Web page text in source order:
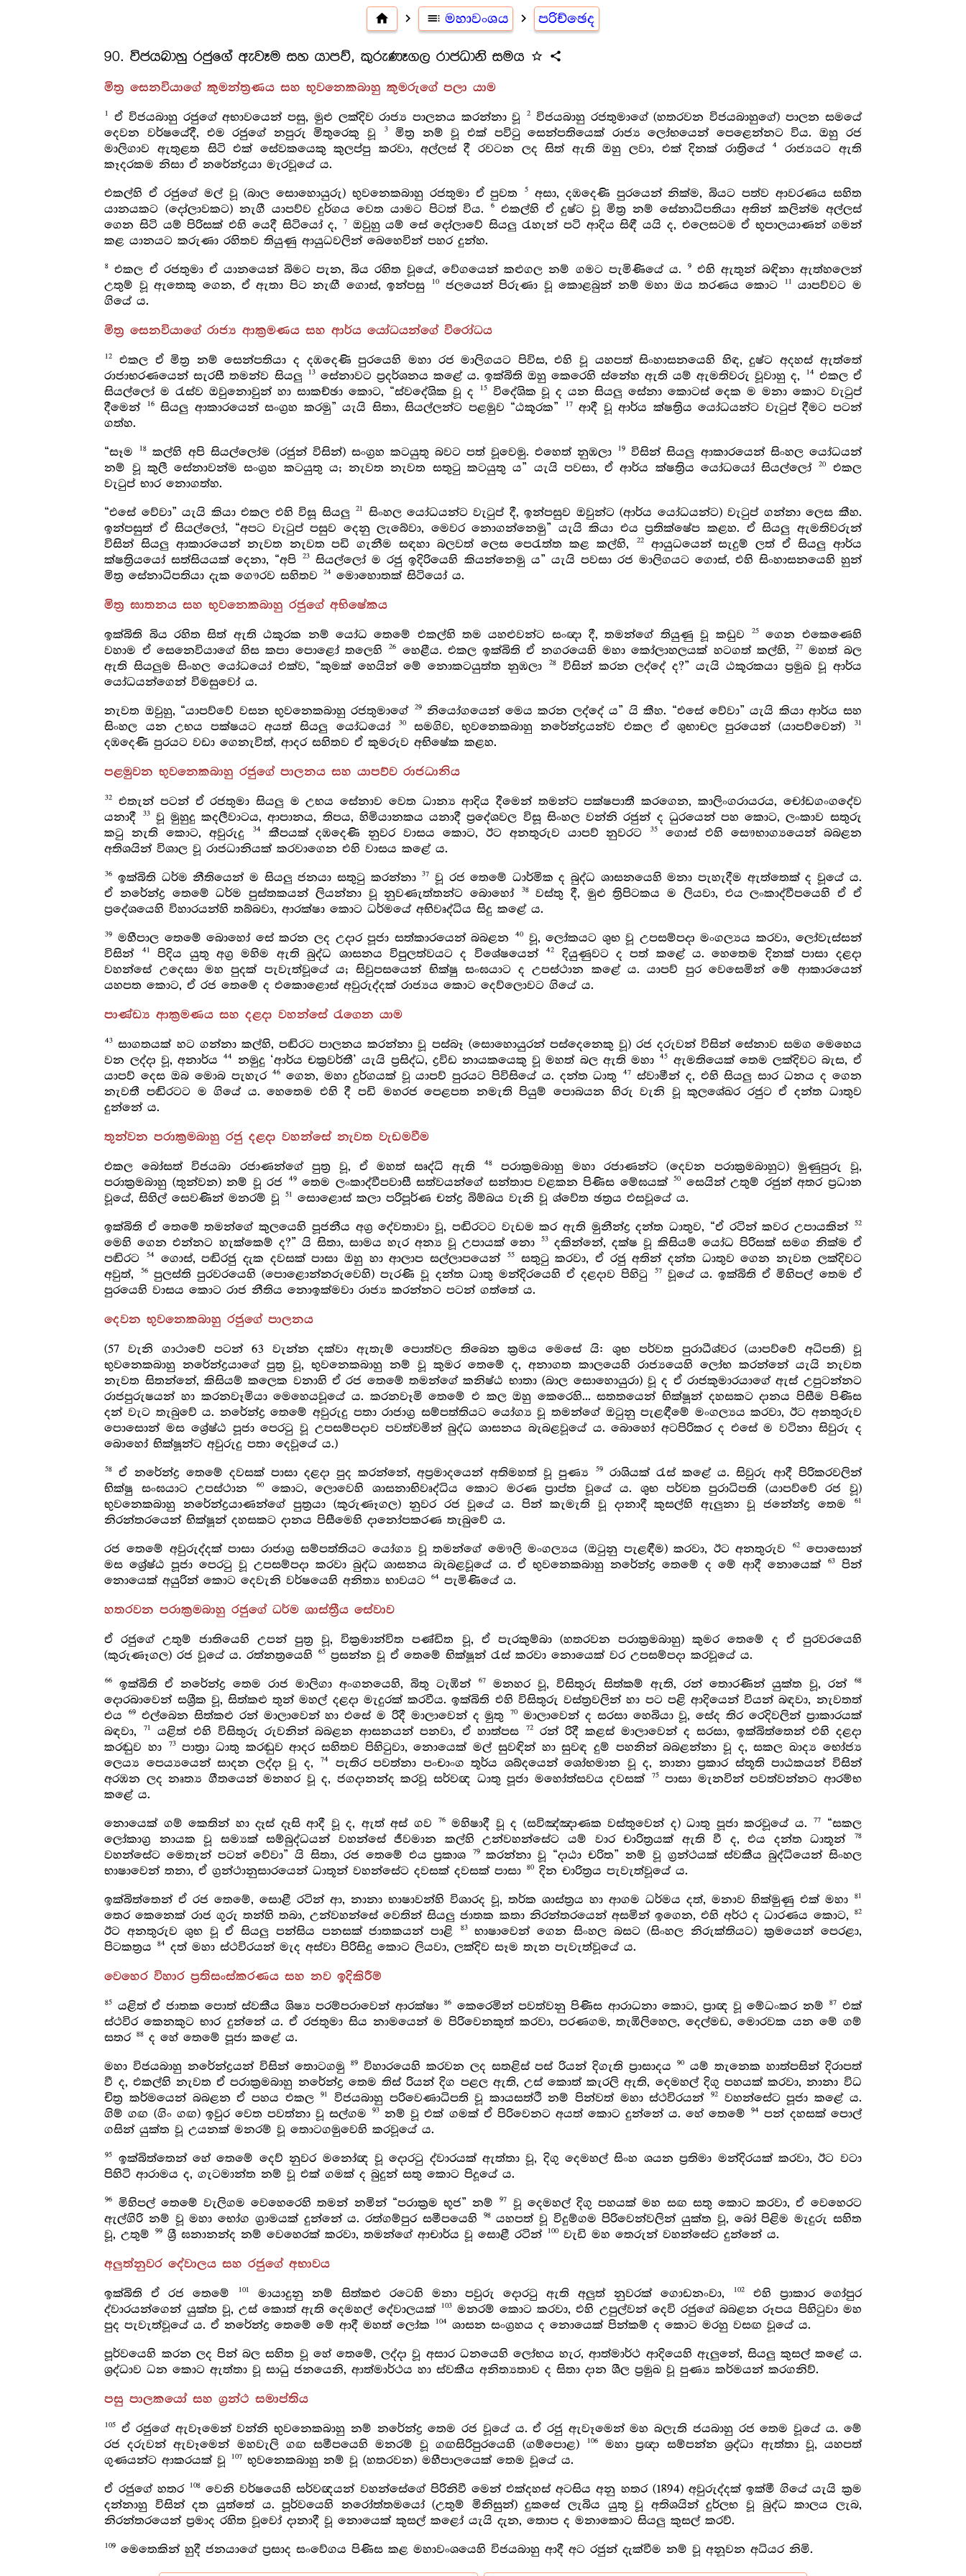
home navigate_next toc මහාවංශය navigate_next පරිච්ඡෙද
90. විජයබාහු රජුගේ ඇවෑම සහ යාපව්, කුරුණෑගල රාජධානි සමය star_outline share
මිත්‍ර සෙනවියාගේ කුමන්ත්‍රණය සහ භුවනෙකබාහු කුමරුගේ පලා යාම
1 ඒ විජයබාහු රජුගේ අභාවයෙන් පසු, මුළු ලක්දිව රාජ්‍ය පාලනය කරන්නා වූ 2
විජයබාහු රජතුමාගේ (හතරවන විජයබාහුගේ) පාලන සමයේ
දෙවන වර්ෂයේදී, එම රජුගේ නපුරු මිතුරෙකු වූ
3මිත්‍ර නම් වූ එක් පවිටු සෙන්පතියෙක් රාජ්‍ය ලෝභයෙන් පෙළෙන්නට විය. ඔහු රජ
මාලිගාව ඇතුළත සිටි එක් සේවකයෙකු කුලප්පු කරවා, අල්ලස් දී රවටන ලද සිත් ඇති ඔහු ලවා, එක් දිනක් රාත්‍රියේ
4
රාජ්‍යයට ඇති
කෑදරකම නිසා ඒ නරේන්ද්‍රයා මැරවූයේ ය.
එකල්හි ඒ රජුගේ මල් වූ (බාල සොහොයුරු) භුවනෙකබාහු රජතුමා ඒ පුවත 5
අසා, දඹදෙණි පුරයෙන් නික්ම, බියට පත්ව ආවරණය සහිත
යානයකට (දෝලාවකට) නැගී යාපව්ව දුර්ගය වෙත යාමට පිටත් විය.
6එකල්හි ඒ දුෂ්ට වූ මිත්‍ර නම් සේනාධිපතියා අතින් කලින්ම අල්ලස්
ගෙන සිටි යම් පිරිසක් එහි යෙදී සිටියෝ ද,
7
ඔවුහු යම් සේ දෝලාවේ සියලු රැහැන් පටි ආදිය සිඳී යයි ද, එලෙසටම ඒ භූපාලයාණන් ගමන්
කළ යානයට කරුණා රහිතව තියුණු ආයුධවලින් බෙහෙවින් පහර දුන්හ.
8 එකල ඒ රජතුමා ඒ යානයෙන් බිමට පැන, බිය රහිත වූයේ, වේගයෙන් කළුගල නම් ගමට පැමිණියේ ය. 9
එහි ඇතුන් බඳිනා ඇත්හලෙන්
උතුම් වූ ඇතෙකු ගෙන, ඒ ඇතා පිට නැඟී ගොස්, ඉන්පසු
10ජලයෙන් පිරුණා වූ කොළබුන් නම් මහා ඔය තරණය කොට 11
යාපව්වට ම
ගියේ ය.
මිත්‍ර සෙනවියාගේ රාජ්‍ය ආක්‍රමණය සහ ආර්ය යෝධයන්ගේ විරෝධය
12
එකල ඒ මිත්‍ර නම් සෙන්පතියා ද දඹදෙණි පුරයෙහි මහා රජ මාලිගයට පිවිස, එහි වූ යහපත් සිංහාසනයෙහි හිඳ, දුෂ්ට අදහස් ඇත්තේ
රාජාභරණයෙන් සැරසී තමන්ව සියලු
13සේනාවට ප්‍රදර්ශනය කළේ ය. ඉක්බිති ඔහු කෙරෙහි ස්නේහ ඇති යම් ඇමතිවරු වූවාහු ද, 14
එකල ඒ
සියල්ලෝ ම රැස්ව ඔවුනොවුන් හා සාකච්ඡා කොට, “ස්වදේශික වූ ද
15විදේශික වූ ද යන සියලු සේනා කොටස් දෙක ම මනා කොට වැටුප්
දීමෙන්
16සියලු ආකාරයෙන් සංග්‍රහ කරමු” යැයි සිතා, සියල්ලන්ට පළමුව “ඨකූරක” 17ආදී වූ ආර්ය ක්ෂත්‍රිය යෝධයන්ට වැටුප් දීමට පටන්
ගත්හ.
“සෑම 18 කල්හි අපි සියල්ලෝම (රජුන් විසින්) සංග්‍රහ කටයුතු බවට පත් වූවෙමු. එහෙත් නුඹලා 19
විසින් සියලු ආකාරයෙන් සිංහල යෝධයන්
නම් වූ කුලී සේනාවන්ම සංග්‍රහ කටයුතු ය; නැවත නැවත සතුටු කටයුතු ය” යැයි පවසා, ඒ ආර්ය ක්ෂත්‍රිය යෝධයෝ සියල්ලෝ
20
එකල
වැටුප් භාර නොගත්හ.
“එසේ වේවා” යැයි කියා එකල එහි විසූ සියලු 21
සිංහල යෝධයන්ට වැටුප් දී, ඉන්පසුව ඔවුන්ට (ආර්ය යෝධයන්ට) වැටුප් ගන්නා ලෙස කීහ.
ඉන්පසුත් ඒ සියල්ලෝ, “අපට වැටුප් පසුව දෙනු ලැබේවා, මෙවර නොගන්නෙමු” යැයි කියා එය ප්‍රතික්ෂේප කළහ. ඒ සියලු ඇමතිවරුන්
විසින් සියලු ආකාරයෙන් නැවත නැවත පඩි ගැනීම සඳහා බලවත් ලෙස පෙරැත්ත කළ කල්හි,
22ආයුධයෙන් සැදුම් ලත් ඒ සියලු ආර්ය
ක්ෂත්‍රියයෝ සත්සියයක් දෙනා, “අපි
23
සියල්ලෝ ම රජු ඉදිරියෙහි කියන්නෙමු ය” යැයි පවසා රජ මාලිගයට ගොස්, එහි සිංහාසනයෙහි හුන්
මිත්‍ර සේනාධිපතියා දැක ගෞරව සහිතව
24 මොහොතක් සිටියෝ ය.
මිත්‍ර ඝාතනය සහ භුවනෙකබාහු රජුගේ අභිෂේකය
ඉක්බිති බිය රහිත සිත් ඇති ඨකූරක නම් යෝධ තෙමේ එකල්හි තම යහළුවන්ට සංඥා දී, තමන්ගේ තියුණු වූ කඩුව 25ගෙන එකෙණෙහි
වහාම ඒ සෙනෙවියාගේ හිස කපා පොළෝ තලෙහි
26 හෙළීය. එකල ඉක්බිති ඒ නගරයෙහි මහා කෝලාහලයක් හටගත් කල්හි, 27
මහත් බල
ඇති සියලුම සිංහල යෝධයෝ එක්ව, “කුමක් හෙයින් මේ නොකටයුත්ත නුඹලා
28
විසින් කරන ලද්දේ ද?” යැයි ඨකූරකයා ප්‍රමුඛ වූ ආර්ය
යෝධයන්ගෙන් විමසුවෝ ය.
නැවත ඔවුහු, “යාපව්වේ වසන භුවනෙකබාහු රජතුමාගේ 29නියෝගයෙන් මෙය කරන ලද්දේ ය” යි කීහ. “එසේ වේවා” යැයි කියා ආර්ය සහ
සිංහල යන උභය පක්ෂයට අයත් සියලු යෝධයෝ
30සමගිව, භුවනෙකබාහු නරේන්ද්‍රයන්ව එකල ඒ ශුභාචල පුරයෙන් (යාපව්වෙන්) 31
දඹදෙණි පුරයට වඩා ගෙනැවිත්, ආදර සහිතව ඒ කුමරුව අභිෂේක කළහ.
පළමුවන භුවනෙකබාහු රජුගේ පාලනය සහ යාපව්ව රාජධානිය
32
එතැන් පටන් ඒ රජතුමා සියලු ම උභය සේනාව වෙත ධාන්‍ය ආදිය දීමෙන් තමන්ට පක්ෂපාතී කරගෙන, කාලිංගරායරය, චෝඩගංගදේව
යනාදී
33වූ මුහුදු කදලීවාටය, ආපානය, තිපය, හිමියානකය යනාදී ප්‍රදේශවල විසූ සිංහල වන්නි රජුන් ද ධුරයෙන් පහ කොට, ලංකාව සතුරු
කටු නැති කොට, අවුරුදු
34 කීපයක් දඹදෙණි නුවර වාසය කොට, ඊට අනතුරුව යාපව් නුවරට 35
ගොස් එහි සෞභාග්‍යයෙන් බබළන
අතිශයින් විශාල වූ රාජධානියක් කරවාගෙන එහි වාසය කළේ ය.
36 ඉක්බිති ධර්ම නීතියෙන් ම සියලු ජනයා සතුටු කරන්නා 37
වූ රජ තෙමේ ධාර්මික ද බුද්ධ ශාසනයෙහි මනා පැහැදීම ඇත්තෙක් ද වූයේ ය.
ඒ නරේන්ද්‍ර තෙමේ ධර්ම පුස්තකයන් ලියන්නා වූ නුවණැත්තන්ට බොහෝ
38වස්තු දී, මුළු ත්‍රිපිටකය ම ලියවා, එය ලංකාද්වීපයෙහි ඒ ඒ
ප්‍රදේශයෙහි විහාරයන්හි තබ්බවා, ආරක්ෂා කොට ධර්මයේ අභිවෘද්ධිය සිදු කළේ ය.
39 මහීපාල තෙමේ බොහෝ සේ කරන ලද උදාර පූජා සත්කාරයෙන් බබළන 40වූ, ලෝකයට ශුභ වූ උපසම්පදා මංගල්‍යය කරවා, ලෝවැස්සන්
විසින්
41 පිදිය යුතු අග්‍ර මහිම ඇති බුද්ධ ශාසනය විපුලත්වයට ද විශේෂයෙන් 42
දියුණුවට ද පත් කළේ ය. හෙතෙම දිනක් පාසා දළදා
වහන්සේ උදෙසා මහ පුදක් පැවැත්වූයේ ය; සිවුපසයෙන් භික්ෂු සංඝයාට ද උපස්ථාන කළේ ය. යාපව් පුර වෙසෙමින් මේ ආකාරයෙන්
යහපත කොට, ඒ රජ තෙමේ ද එකොළොස් අවුරුද්දක් රාජ්‍යය කොට දෙව්ලොවට ගියේ ය.
පාණ්ඩ්‍ය ආක්‍රමණය සහ දළදා වහන්සේ රැගෙන යාම
43 සාගතයක් හට ගන්නා කල්හි, පඬිරට පාලනය කරන්නා වූ පස්බෑ (සොහොයුරන් පස්දෙනෙකු වූ) රජ දරුවන් විසින් සේනාව සමග මෙහෙය
වන ලද්දා වූ, අනාර්ය
44 නමුදු ‘ආර්ය චක්‍රවර්තී’ යැයි ප්‍රසිද්ධ, ද්‍රවිඩ නායකයෙකු වූ මහත් බල ඇති මහා 45
ඇමතියෙක් තෙම ලක්දිවට බැස, ඒ
යාපව් දෙස ඔබ මොබ පැහැර
46 ගෙන, මහා දුර්ගයක් වූ යාපව් පුරයට පිවිසියේ ය. දන්ත ධාතු 47
ස්වාමීන් ද, එහි සියලු සාර ධනය ද ගෙන
නැවතී පඬිරටට ම ගියේ ය. හෙතෙම එහි දී පඩි මහරජ පෙළපත නමැති පියුම් පොබයන හිරු වැනි වූ කුලශේඛර රජුට ඒ දන්ත ධාතුව
දුන්නේ ය.
තුන්වන පරාක්‍රමබාහු රජු දළදා වහන්සේ නැවත වැඩමවීම
එකල බෝසත් විජයබා රජාණන්ගේ පුත්‍ර වූ, ඒ මහත් සෘද්ධි ඇති 48
පරාක්‍රමබාහු මහා රජාණන්ට (දෙවන පරාක්‍රමබාහුට) මුණුපුරු වූ,
පරාක්‍රමබාහු (තුන්වන) නම් වූ රජ
49තෙම ලංකාද්වීපවාසී සත්වයන්ගේ සන්තාප වළකන පිණිස මේඝයක් 50
සෙයින් උතුම් රජුන් අතර ප්‍රධාන
වූයේ, සිහිල් සෙවණින් මනරම් වූ
51 සොළොස් කලා පරිපූර්ණ චන්ද්‍ර බිම්බය වැනි වූ ශ්වේත ඡත්‍රය එසවූයේ ය.
ඉක්බිති ඒ තෙමේ තමන්ගේ කුලයෙහි පූජනීය අග්‍ර දේවතාවා වූ, පඬිරටට වැඩම කර ඇති මුනීන්ද්‍ර දන්ත ධාතුව, “ඒ රටින් කවර උපායකින් 52
මෙහි ගෙන එන්නට හැක්කෙම් ද?” යි සිතා, සාමය හැර අන්‍ය වූ උපායක් නො 53
දකින්නේ, දක්ෂ වූ කිසියම් යෝධ පිරිසක් සමග නික්ම ඒ
පඬිරට
54 ගොස්, පඬිරජු දැක දවසක් පාසා ඔහු හා ආලාප සල්ලාපයෙන් 55සතුටු කරවා, ඒ රජු අතින් දන්ත ධාතුව ගෙන නැවත ලක්දිවට
අවුත්,
56පුලස්ති පුරවරයෙහි (පොළොන්නරුවෙහි) පැරණි වූ දන්ත ධාතු මන්දිරයෙහි ඒ දළදාව පිහිටු 57වූයේ ය. ඉක්බිති ඒ මිහිපල් තෙම ඒ
පුරයෙහි වාසය කොට රාජ නීතිය නොඉක්මවා රාජ්‍ය කරන්නට පටන් ගත්තේ ය.
දෙවන භුවනෙකබාහු රජුගේ පාලනය
(57 වැනි ගාථාවේ පටන් 63 වැන්න දක්වා ඇතැම් පොත්වල තිබෙන ක්‍රමය මෙසේ යි: ශුභ පර්වත පුරාධීශ්වර (යාපව්වේ අධිපති) වූ
භුවනෙකබාහු නරේන්ද්‍රයාගේ පුත්‍ර වූ, භුවනෙකබාහු නම් වූ කුමර තෙමේ ද, අනාගත කාලයෙහි රාජ්‍යයෙහි ලෝභ කරන්නේ යැයි නැවත
නැවත සිතන්නේ, කිසියම් කලෙක වනාහි ඒ රජ තෙමේ තමන්ගේ කනිෂ්ඨ භාතා (බාල සොහොයුරා) වූ ද ඒ රාජකුමාරයාගේ ඇස් උපුටන්නට
රාජපුරුෂයන් හා කරනවෑමියා මෙහෙයවූයේ ය. කරනවෑමි තෙමේ එ කල ඔහු කෙරෙහි... සතතයෙන් භික්ෂූන් දහසකට දානය පිසීම පිණිස
දන් වැට තැබුවේ ය. නරේන්ද්‍ර තෙමේ අවුරුදු පතා රාජාග්‍ර සම්පත්තියට යෝග්‍ය වූ තමන්ගේ ඔටුනු පැළඳීමේ මංගල්‍යය කරවා, ඊට අනතුරුව
පොසොන් මස ශ්‍රේෂ්ඨ පූජා පෙරටු වූ උපසම්පදාව පවත්වමින් බුද්ධ ශාසනය බැබළවූයේ ය. බොහෝ අටපිරිකර ද එසේ ම වටිනා සිවුරු ද
බොහෝ භික්ෂූන්ට අවුරුදු පතා දෙවූයේ ය.)
58 ඒ නරේන්ද්‍ර තෙමේ දවසක් පාසා දළදා පුද කරන්නේ, අප්‍රමාදයෙන් අතිමහත් වූ පුණ්‍ය 59රාශියක් රැස් කළේ ය. සිවුරු ආදී පිරිකරවලින්
භික්ෂු සංඝයාට උපස්ථාන
60කොට, ලොවෙහි ශාසනාභිවෘද්ධිය කොට මරණ ප්‍රාප්ත වූයේ ය. ශුභ පර්වත පුරාධිපති (යාපව්වේ රජ වූ)
භුවනෙකබාහු නරේන්ද්‍රයාණන්ගේ පුත්‍රයා (කුරුණෑගල) නුවර රජ වූයේ ය. පින් කැමැති වූ දානාදී කුසල්හි ඇලුනා වූ ජනේන්ද්‍ර තෙම
61
නිරන්තරයෙන් භික්ෂූන් දහසකට දානය පිසීමෙහි දානෝපකරණ තැබුවේ ය.
රජ තෙමේ අවුරුද්දක් පාසා රාජාග්‍ර සම්පත්තියට යෝග්‍ය වූ තමන්ගේ මෞලි මංගල්‍යය (ඔටුනු පැළඳීම) කරවා, ඊට අනතුරුව 62
පොසොන්
මස ශ්‍රේෂ්ඨ පූජා පෙරටු වූ උපසම්පදා කරවා බුද්ධ ශාසනය බැබළවූයේ ය. ඒ භුවනෙකබාහු නරේන්ද්‍ර තෙමේ ද මේ ආදී නොයෙක්
63පින්
නොයෙක් අයුරින් කොට දෙවැනි වර්ෂයෙහි අනිත්‍ය භාවයට
64 පැමිණියේ ය.
හතරවන පරාක්‍රමබාහු රජුගේ ධර්ම ශාස්ත්‍රීය සේවාව
ඒ රජුගේ උතුම් ජාතියෙහි උපන් පුත්‍ර වූ, වික්‍රමාන්විත පණ්ඩිත වූ, ඒ පැරකුම්බා (හතරවන පරාක්‍රමබාහු) කුමර තෙමේ ද ඒ පුරවරයෙහි
(කුරුණෑගල) රජ වූයේ ය. රත්නත්‍රයෙහි
65 ප්‍රසන්න වූ ඒ තෙමේ භික්ෂූන් රැස් කරවා නොයෙක් වර උපසම්පදා කරවූයේ ය.
66 ඉක්බිති ඒ නරේන්ද්‍ර තෙම රාජ මාලිගා අංගනයෙහි, බිතු ටැඹින් 67 මනහර වූ, විසිතුරු සිත්කම් ඇති, රන් තොරණින් යුක්ත වූ, රන් 68
දොරබාවෙන් සශ්‍රීක වූ, සිත්කළු තුන් මහල් දළදා මැදුරක් කරවීය. ඉක්බිති එහි විසිතුරු වස්ත්‍රවලින් හා පට පළි ආදියෙන් වියන් බඳවා, නැවතත්
එය
69 එල්බෙන සිත්කළු රන් මාලාවෙන් හා එසේ ම රිදී මාලාවෙන් ද මුතු 70
මාලාවෙන් ද සරසා හෙබියා වූ, සේද තිර රෙදිවලින් ප්‍රාකාරයක්
බඳවා,
71 යළිත් එහි විසිතුරු රුවනින් බබළන ආසනයන් පනවා, ඒ හාත්පස 72
රන් රිදී කළස් මාලාවෙන් ද සරසා, ඉක්බිත්තෙන් එහි දළදා
කරඬුව හා
73පාත්‍රා ධාතු කරඬුව ආදර සහිතව පිහිටුවා, නොයෙක් මල් සුවඳින් හා සුවඳ දුම් පහනින් බබළන්නා වූ ද, සකල ඛාද්‍ය භෝජ්‍ය
ලෙය්‍ය පෙය්‍යයෙන් සාදන ලද්දා වූ ද,
74
පැතිර පවත්නා පංචාංග තූර්ය ශබ්දයෙන් ශෝභමාන වූ ද, නානා ප්‍රකාර ස්තූති පාඨකයන් විසින්
අරඹන ලද නෘත්‍ය ගීතයෙන් මනහර වූ ද, ජගදානන්ද කරවූ සර්වඥ ධාතු පූජා මහෝත්සවය දවසක්
75පාසා මැනවින් පවත්වන්නට ආරම්භ
කළේ ය.
නොයෙක් ගම් කෙතින් හා දෑස් දෑසි ආදී වූ ද, ඇත් අස් ගව 76 මහිෂාදී වූ ද (සවිඤ්ඤාණක වස්තුවෙන් ද) ධාතු පූජා කරවූයේ ය. 77
“සකල
ලෝකාග්‍ර නායක වූ සම්‍යක් සම්බුද්ධයන් වහන්සේ ජීවමාන කල්හි උන්වහන්සේට යම් වාර චාරිත්‍රයක් ඇති වී ද, එය දන්ත ධාතූන්
78
වහන්සේට මෙතැන් පටන් වේවා” යි සිතා, රජ තෙමේ එය ප්‍රකාශ 79කරන්නා වූ “දාඨා චරිත” නම් වූ ග්‍රන්ථයක් ස්වකීය බුද්ධියෙන් සිංහල
භාෂාවෙන් තනා, ඒ ග්‍රන්ථානුසාරයෙන් ධාතූන් වහන්සේට දවසක් දවසක් පාසා
80 දින චාරිත්‍රය පැවැත්වූයේ ය.
ඉක්බිත්තෙන් ඒ රජ තෙමේ, සොළී රටින් ආ, නානා භාෂාවන්හි විශාරද වූ, තර්ක ශාස්ත්‍රය හා ආගම ධර්මය දත්, මනාව හික්මුණු එක් මහා 81
තෙර කෙනෙක් රාජ ගුරු තන්හි තබා, උන්වහන්සේ වෙතින් සියලු ජාතක කතා නිරන්තරයෙන් අසමින් ඉගෙන, එහි අර්ථ ද ධාරණය කොට, 82
ඊට අනතුරුව ශුභ වූ ඒ සියලු පන්සිය පනසක් ජාතකයන් පාළි 83භාෂාවෙන් ගෙන සිංහල බසට (සිංහල නිරුක්තියට) ක්‍රමයෙන් පෙරළා,
පිටකත්‍රය
84 දත් මහා ස්ථවිරයන් මැද අස්වා පිරිසිදු කොට ලියවා, ලක්දිව සෑම තැන පැවැත්වූයේ ය.
වෙහෙර විහාර ප්‍රතිසංස්කරණය සහ නව ඉදිකිරීම්
85 යළිත් ඒ ජාතක පොත් ස්වකීය ශිෂ්‍ය පරම්පරාවෙන් ආරක්ෂා 86 කෙරෙමින් පවත්වනු පිණිස ආරාධනා කොට, ප්‍රාඥ වූ මේධංකර නම් 87
එක්
ස්ථවිර කෙනකුට භාර දුන්නේ ය. ඒ රජතුමා සිය නාමයෙන් ම පිරිවෙනකුත් කරවා, පරණගම, තැඹිලිහෙල, දෙල්මඩ, මොරවක යන මේ ගම්
සතර
88 ද හේ තෙමේ පූජා කළේ ය.
මහා විජයබාහු නරේන්ද්‍රයන් විසින් තොටගමු 89 විහාරයෙහි කරවන ලද සතළිස් පස් රියන් දිගැති ප්‍රාසාදය 90
යම් තැනෙක හාත්පසින් දිරාපත්
වී ද, එකල්හි නැවත ඒ පරාක්‍රමබාහු නරේන්ද්‍ර තෙම තිස් රියන් දිග පළල ඇති, උස් කොත් කැරලි ඇති, දෙමහල් දිගු පහයක් කරවා, නානා විධ
චිත්‍ර කර්මයෙන් බබළන ඒ පහය එකල
91 විජයබාහු පරිවෙණාධිපති වූ කායසත්ථි නම් පින්වත් මහා ස්ථවිරයන් 92
වහන්සේට පූජා කළේ ය.
ගිම් ගඟ (ගිං ගඟ) ඉවුර වෙත පවත්නා වූ සල්ගම
93 නම් වූ එක් ගමක් ඒ පිරිවෙනට අයත් කොට දුන්නේ ය. හේ තෙමේ 94
පන් දහසක් පොල්
ගසින් යුක්ත වූ උයනක් මනරම් වූ තොටගමුවෙහි කරවූයේ ය.
95
ඉක්බිත්තෙන් හේ තෙමේ දෙව් නුවර මනෝඥ වූ දොරටු ද්වාරයක් ඇත්තා වූ, දිගු දෙමහල් සිංහ ශයන ප්‍රතිමා මන්දිරයක් කරවා, ඊට වටා
පිහිටි ආරාමය ද, ගැටමාන්ත නම් වූ එක් ගමක් ද බුදුන් සතු කොට පිදූයේ ය.
96 මිහිපල් තෙමේ වැලිගම වෙහෙරෙහි තමන් නමින් “පරාක්‍රම භූජ” නම් 97
වූ දෙමහල් දිගු පහයක් මහ සඟ සතු කොට කරවා, ඒ වෙහෙරට
ඇල්ගිරි නම් වූ මහා භෝග ග්‍රාමයක් දුන්නේ ය. රත්ගම්පුර සමීපයෙහි
98යහපත් වූ විදුම්ගම පිරිවෙන්වලින් යුක්ත වූ, බෝ පිළිම මැදුරු සහිත
වූ, උතුම්
99 ශ්‍රී ඝනානන්ද නම් වෙහෙරක් කරවා, තමන්ගේ ආචාර්ය වූ සොළී රටින් 100 වැඩි මහ තෙරුන් වහන්සේට දුන්නේ ය.
අලුත්නුවර දේවාලය සහ රජුගේ අභාවය
ඉක්බිති ඒ රජ තෙමේ 101 මායාදුනු නම් සිත්කළු රටෙහි මනා පවුරු දොරටු ඇති අලුත් නුවරක් ගොඩනංවා, 102එහි ප්‍රාකාර ගෝපුර
ද්වාරයන්ගෙන් යුක්ත වූ, උස් කොත් ඇති දෙමහල් දේවාලයක්
103මනරම් කොට කරවා, එහි උපුල්වන් දෙවි රජුගේ බබළන රූපය පිහිටුවා මහ
පුද පැවැත්වූයේ ය. ඒ නරේන්ද්‍ර තෙමේ මේ ආදී මහත් ලෝක
104 ශාසන සංග්‍රහය ද නොයෙක් පින්කම් ද කොට මරහු වසඟ වූයේ ය.
පූර්වයෙහි කරන ලද පින් බල සහිත වූ හේ තෙමේ, ලද්දා වූ අසාර ධනයෙහි ලෝභය හැර, ආත්මාර්ථ ආදියෙහි ඇලුනේ, සියලු කුසල් කළේ ය.
ශ්‍රද්ධාව ධන කොට ඇත්තා වූ සාධු ජනයෙනි, ආත්මාර්ථය හා ස්වකීය අනිත්‍යතාව ද සිතා දාන ශීල ප්‍රමුඛ වූ පුණ්‍ය කර්මයන් කරගනිව්.
පසු පාලකයෝ සහ ග්‍රන්ථ සමාප්තිය
105
ඒ රජුගේ ඇවෑමෙන් වන්නි භුවනෙකබාහු නම් නරේන්ද්‍ර තෙම රජ වූයේ ය. ඒ රජු ඇවෑමෙන් මහ බලැති ජයබාහු රජ තෙම වූයේ ය. මේ
රජ දරුවන් ඇවෑමෙන් මහවැලි ගඟ සමීපයෙහි මනරම් වූ ගඟසිරිපුරයෙහි (ගම්පොළ)
106
මහා ප්‍රඥා සම්පන්න ශ්‍රද්ධා ඇත්තා වූ, යහපත්
ගුණයන්ට ආකරයක් වූ
107 භුවනෙකබාහු නම් වූ (හතරවන) මහීපාලයෙක් තෙම වූයේ ය.
ඒ රජුගේ හතර 108වෙනි වර්ෂයෙහි සර්වඥයන් වහන්සේගේ පිරිනිවී මෙන් එක්දහස් අටසිය අනු හතර (1894) අවුරුද්දක් ඉක්මී ගියේ යැයි ක්‍රම
දන්නාහු විසින් දත යුත්තේ ය. පූර්වයෙහි නරෝත්තමයෝ (උතුම් මිනිසුන්) දුකසේ ලැබිය යුතු වූ අතිශයින් දුර්ලභ වූ බුද්ධ කාලය ලැබ,
නිරන්තරයෙන් ප්‍රමාද රහිත වූවෝ දානාදී වූ නොයෙක් කුසල් කළෝ යැයි දැන, තොප ද මනාකොට සියලු කුසල් කරව්.
109 මෙතෙකින් හුදී ජනයාගේ ප්‍රසාද සංවේගය පිණිස කළ මහාවංශයෙහි විජයබාහු ආදී අට රජුන් දැක්වීම නම් වූ අනූවන අධියර නිමි.